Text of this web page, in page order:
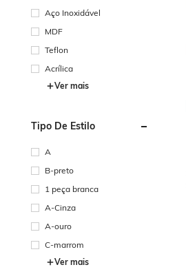
Aço Inoxidável
MDF
Teflon
Acrílica
Ver mais
Tipo De Estilo
A
B-preto
1 peça branca
A-Cinza
A-ouro
C-marrom
Ver mais